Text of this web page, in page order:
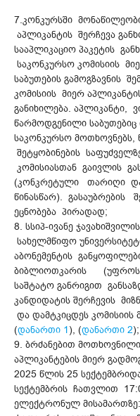
7.კონკურსში
აპლიკანტის შერჩევა
სააპლიკაციო პაკეტის
საკონკურსო კომისიის
საბუთების გამოგზავნის
კომისიის მიერ
განიხილება. აპლიკანტი,
წარმოდგენილი
საკონკურსო მოთხოვნებს,
შეტყობინების
კომისიასთან გაივლის
(კონკრეტული თარიღი
წინასწარ). გასაუბრების
ეცნობება პირადად;
8. სსიპ-ივანე
სახელმწიფო
აბონემენტის
ბიბლიოთკარის (უფროსი
საშტატო განრიგით
კანდიდატის შერჩევის
და დამტკიცდეს კომისიის
(დანართი 1), (დანართი 2);
9. ბრძანებით
აპლიკანტების მიერ
2025 წლის 25
სექტემბრის ჩათვლით
ელექტრონულ